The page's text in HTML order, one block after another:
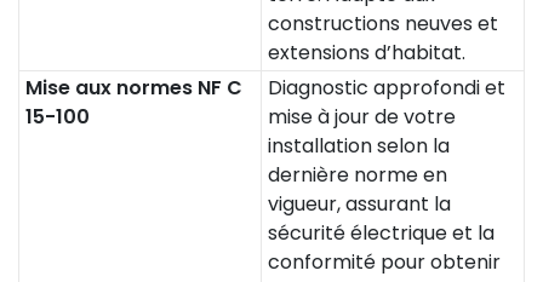
constructions neuves et
extensions d’habitat.
Mise aux normes NF C
15-100
Diagnostic approfondi et
mise à jour de votre
installation selon la
dernière norme en
vigueur, assurant la
sécurité électrique et la
conformité pour obtenir